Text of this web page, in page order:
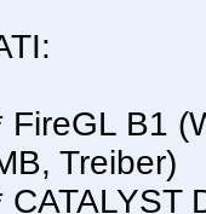
FireGL B1
Treiber)
CATALYST